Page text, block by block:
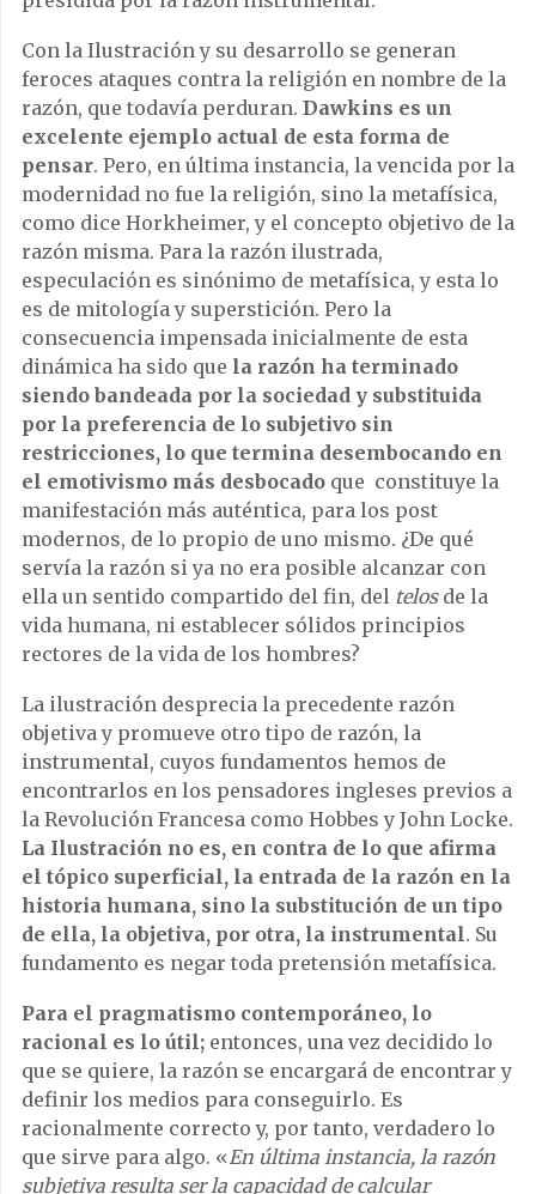
Con la Ilustración y su desarrollo se generan
feroces ataques contra la religión en nombre de la
razón, que todavía perduran. Dawkins es un
excelente ejemplo actual de esta forma de
pensar. Pero, en última instancia, la vencida por la
modernidad no fue la religión, sino la metafísica,
como dice Horkheimer, y el concepto objetivo de la
razón misma. Para la razón ilustrada,
especulación es sinónimo de metafísica, y esta lo
es de mitología y superstición. Pero la
consecuencia impensada inicialmente de esta
dinámica ha sido que la razón ha terminado
siendo bandeada por la sociedad y substituida
por la preferencia de lo subjetivo sin
restricciones, lo que termina desembocando en
el emotivismo más desbocado que constituye la
manifestación más auténtica, para los post
modernos, de lo propio de uno mismo. ¿De qué
servía la razón si ya no era posible alcanzar con
ella un sentido compartido del fin, del telosde la
vida humana, ni establecer sólidos principios
rectores de la vida de los hombres?
La ilustración desprecia la precedente razón
objetiva y promueve otro tipo de razón, la
instrumental, cuyos fundamentos hemos de
encontrarlos en los pensadores ingleses previos a
la Revolución Francesa como Hobbes y John Locke.
La Ilustración no es, en contra de lo que afirma
el tópico superficial, la entrada de la razón en la
historia humana, sino la substitución de un tipo
de ella, la objetiva, por otra, la instrumental. Su
fundamento es negar toda pretensión metafísica.
Para el pragmatismo contemporáneo, lo
racional es lo útil; entonces, una vez decidido lo
que se quiere, la razón se encargará de encontrar y
definir los medios para conseguirlo. Es
racionalmente correcto y, por tanto, verdadero lo
que sirve para algo. «En última instancia, la razón
subjetiva resulta ser la capacidad de calcular